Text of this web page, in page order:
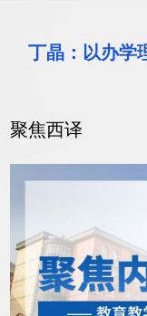
丁晶：以办学
聚焦西译